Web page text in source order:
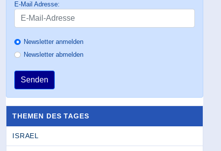
E-Mail Adresse:
Newsletter anmelden
Newsletter abmelden
Senden
THEMEN DES TAGES
ISRAEL